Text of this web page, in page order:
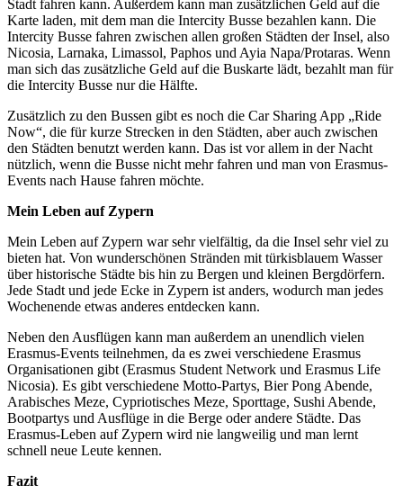
Stadt fahren kann. Außerdem kann man zusätzlichen Geld auf die
Karte laden, mit dem man die Intercity Busse bezahlen kann. Die
Intercity Busse fahren zwischen allen großen Städten der Insel, also
Nicosia, Larnaka, Limassol, Paphos und Ayia Napa/Protaras. Wenn
man sich das zusätzliche Geld auf die Buskarte lädt, bezahlt man für
die Intercity Busse nur die Hälfte.
Zusätzlich zu den Bussen gibt es noch die Car Sharing App „Ride
Now“, die für kurze Strecken in den Städten, aber auch zwischen
den Städten benutzt werden kann. Das ist vor allem in der Nacht
nützlich, wenn die Busse nicht mehr fahren und man von Erasmus-
Events nach Hause fahren möchte.
Mein Leben auf Zypern
Mein Leben auf Zypern war sehr vielfältig, da die Insel sehr viel zu
bieten hat. Von wunderschönen Stränden mit türkisblauem Wasser
über historische Städte bis hin zu Bergen und kleinen Bergdörfern.
Jede Stadt und jede Ecke in Zypern ist anders, wodurch man jedes
Wochenende etwas anderes entdecken kann.
Neben den Ausflügen kann man außerdem an unendlich vielen
Erasmus-Events teilnehmen, da es zwei verschiedene Erasmus
Organisationen gibt (Erasmus Student Network und Erasmus Life
Nicosia). Es gibt verschiedene Motto-Partys, Bier Pong Abende,
Arabisches Meze, Cypriotisches Meze, Sporttage, Sushi Abende,
Bootpartys und Ausflüge in die Berge oder andere Städte. Das
Erasmus-Leben auf Zypern wird nie langweilig und man lernt
schnell neue Leute kennen.
Fazit